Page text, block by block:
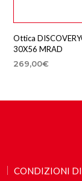
Ottica
30X56 MRAD
269,00€
CONDIZIONI